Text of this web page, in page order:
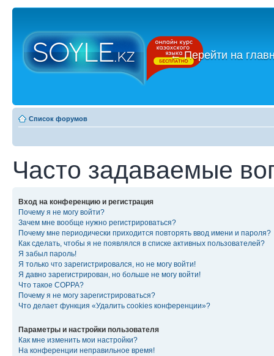
←Перейти на
Список форумов
Часто задаваемые
Вход на конференцию и регистрация
Почему я не могу войти?
Зачем мне вообще нужно регистрироваться?
Почему мне периодически приходится повторять ввод имени и пароля?
Как сделать, чтобы я не появлялся в списке активных пользователей?
Я забыл пароль!
Я только что зарегистрировался, но не могу войти!
Я давно зарегистрирован, но больше не могу войти!
Что такое COPPA?
Почему я не могу зарегистрироваться?
Что делает функция «Удалить cookies конференции»?
Параметры и настройки пользователя
Как мне изменить мои настройки?
На конференции неправильное время!